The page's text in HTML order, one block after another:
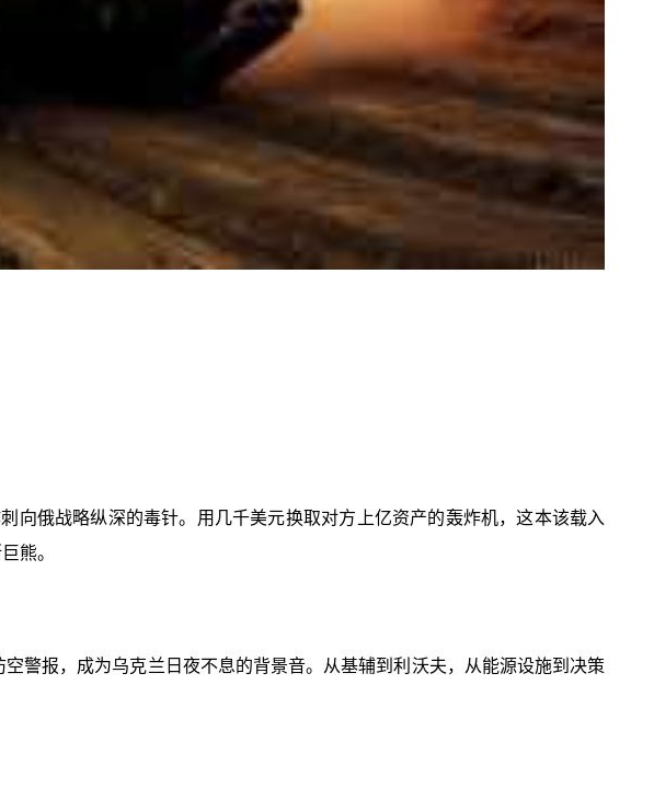
向俄战略纵深的毒针。用几千美元换取对方上亿资产的轰炸机，这本该载入
熊。
警报，成为乌克兰日夜不息的背景音。从基辅到利沃夫，从能源设施到决策